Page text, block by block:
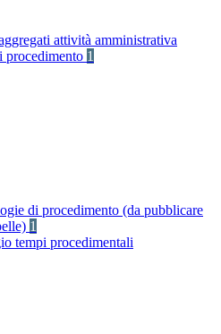
attività amministrativa
procedimento 1
di procedimento (da pubblicare
1
tempi procedimentali